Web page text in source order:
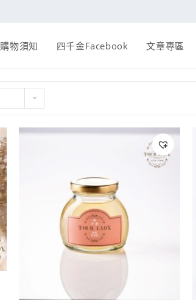
購物須知 四千金Facebook 文章專區